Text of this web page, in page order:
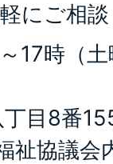
にご相
17時（
目8番
祉協議会